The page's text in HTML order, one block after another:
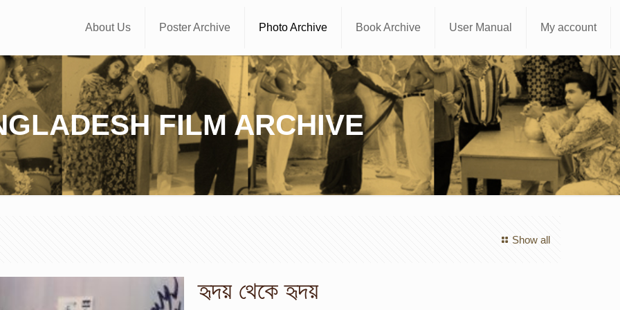
About Us Poster Archive Photo Archive Book Archive User Manual My account
FILM ARCHIVE
Show all
হৃদয় থেকে হৃদয়